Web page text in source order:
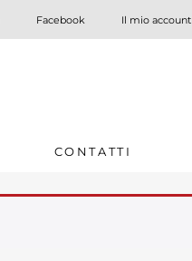
Facebook Il mio account
CONTATTI